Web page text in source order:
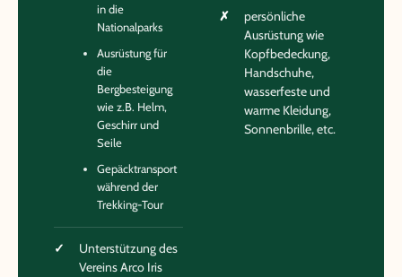
in die
Nationalparks
Ausrüstung für
die
Bergbesteigung
wie z.B. Helm,
Geschirr und
Seile
Gepäcktransport
während der
Trekking-Tour
Unterstützung des
Vereins Arco Iris
persönliche
Ausrüstung wie
Kopfbedeckung,
Handschuhe,
wasserfeste und
warme Kleidung,
Sonnenbrille, etc.